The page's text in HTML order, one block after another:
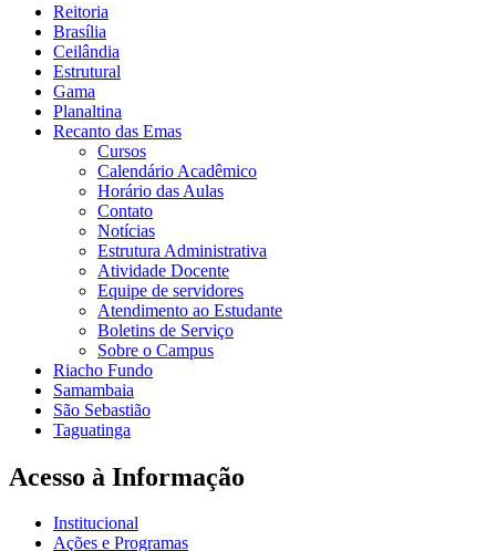
Reitoria
Brasília
Ceilândia
Estrutural
Gama
Planaltina
Recanto das Emas
Cursos
Calendário Acadêmico
Horário das Aulas
Contato
Notícias
Estrutura Administrativa
Atividade Docente
Equipe de servidores
Atendimento ao Estudante
Boletins de Serviço
Sobre o Campus
Riacho Fundo
Samambaia
São Sebastião
Taguatinga
Acesso à Informação
Institucional
Ações e Programas